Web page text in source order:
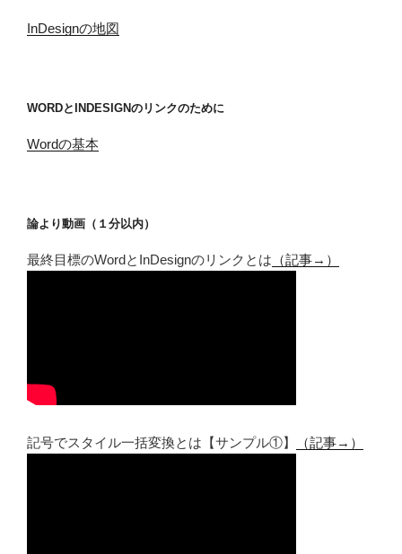
InDesignの地図
WORDとINDESIGNのリンクのために
Wordの基本
論より動画（１分以内）
最終目標のWordとInDesignのリンクとは （記事→）
記号でスタイル一括変換とは【サンプル①】 （記事→）